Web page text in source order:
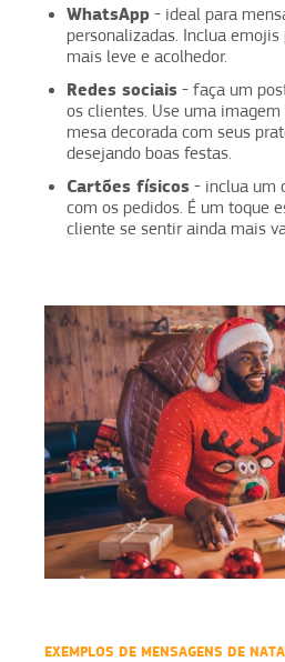
WhatsApp - ideal para
personalizadas. Inclua
mais leve e acolhedor.
Redes sociais - faça um
os clientes. Use uma
mesa decorada com seus
desejando boas festas.
Cartões físicos - inclua um
com os pedidos. É um toque
cliente se sentir ainda mais
EXEMPLOS DE MENSAGENS DE